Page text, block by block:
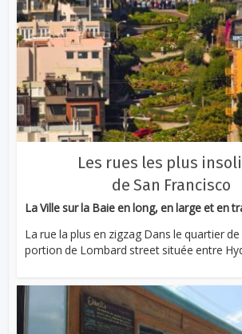
Les rues les plus
de San Francisco
La Ville sur la Baie en long, en large et en
La rue la plus en zigzag Dans le quartier de
portion de Lombard street située entre